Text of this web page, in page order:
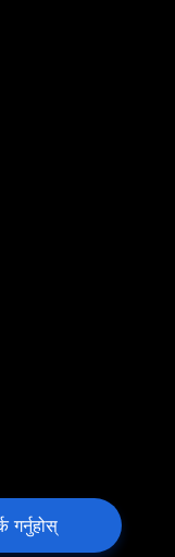
गर्नुहोस्